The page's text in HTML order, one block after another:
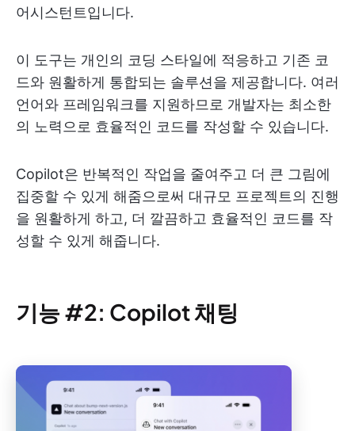
어시스턴트입니다.
이 도구는 개인의 코딩 스타일에 적응하고 기존 코
드와 원활하게 통합되는 솔루션을 제공합니다. 여러
언어와 프레임워크를 지원하므로 개발자는 최소한
의 노력으로 효율적인 코드를 작성할 수 있습니다.
Copilot은 반복적인 작업을 줄여주고 더 큰 그림에
집중할 수 있게 해줌으로써 대규모 프로젝트의 진행
을 원활하게 하고, 더 깔끔하고 효율적인 코드를 작
성할 수 있게 해줍니다.
기능 #2: Copilot 채팅